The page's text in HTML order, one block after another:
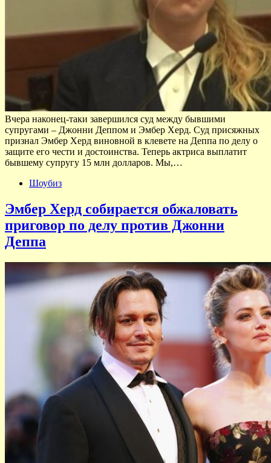
Вчера наконец-таки завершился суд между бывшими
супругами – Джонни Деппом и Эмбер Херд. Суд присяжных
признал Эмбер Херд виновной в клевете на Деппа по делу о
защите его чести и достоинства. Теперь актриса выплатит
бывшему супругу 15 млн долларов. Мы,…
Шоубиз
Эмбер Херд собирается обжаловать
приговор по делу против Джонни
Деппа